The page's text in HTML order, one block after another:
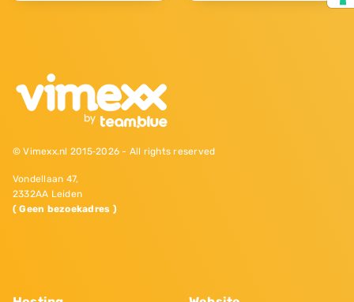
© Vimexx.nl 2015‐2026 - All rights reserved
Vondellaan 47,
2332AA Leiden
( Geen bezoekadres )